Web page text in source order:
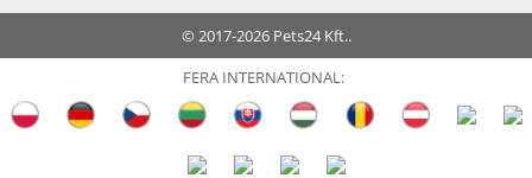
© 2017-2026 Pets24 Kft..
FERA INTERNATIONAL: